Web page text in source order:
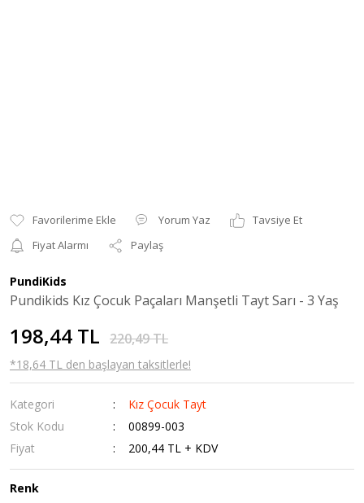
Yorum Yaz
Tavsiye Et
Fiyat Alarmı
Paylaş
PundiKids
Pundikids Kız Çocuk Paçaları Manşetli Tayt Sarı - 3 Yaş
198,44 TL 220,49 TL
*18,64 TL den başlayan taksitlerle!
Kategori
Kız Çocuk Tayt
Stok Kodu
00899-003
Fiyat
200,44 TL + KDV
Renk